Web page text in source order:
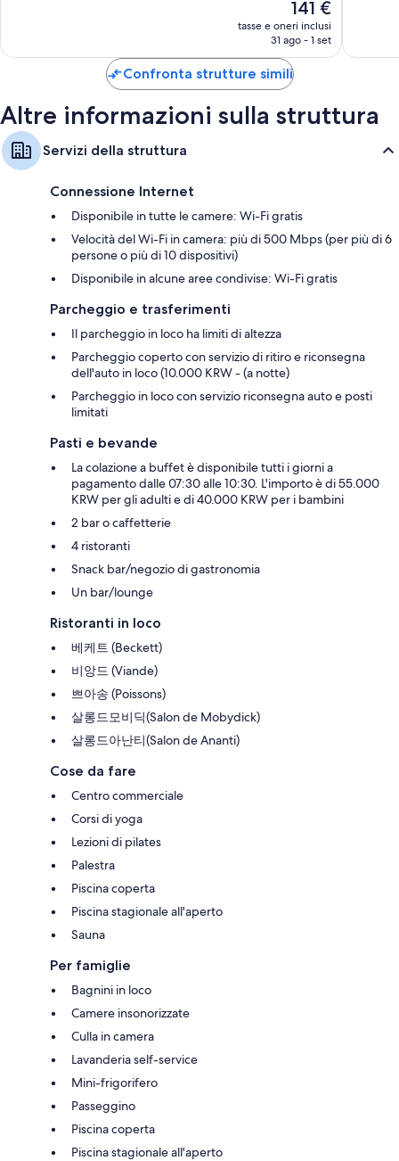
Copriletti in piuma e culle/letti per bambini (gratuiti)
Vasche e docce separate, bidet e asciugacapelli
Guardaroba o armadi, pavimenti riscaldati e salotti separati
Il
prezzo
attuale
141 €
141 €
tasse e oneri inclusi
31 ago - 1 set
Confronta strutture simili
Altre informazioni sulla struttura
Servizi della struttura
Connessione Internet
Disponibile in tutte le camere: Wi-Fi gratis
Velocità del Wi-Fi in camera: più di 500 Mbps (per più di 6
persone o più di 10 dispositivi)
Disponibile in alcune aree condivise: Wi-Fi gratis
Parcheggio e trasferimenti
Il parcheggio in loco ha limiti di altezza
Parcheggio coperto con servizio di ritiro e riconsegna
dell'auto in loco (10.000 KRW - (a notte)
Parcheggio in loco con servizio riconsegna auto e posti
limitati
Pasti e bevande
La colazione a buffet è disponibile tutti i giorni a
pagamento dalle 07:30 alle 10:30. L'importo è di 55.000
KRW per gli adulti e di 40.000 KRW per i bambini
2 bar o caffetterie
4 ristoranti
Snack bar/negozio di gastronomia
Un bar/lounge
Ristoranti in loco
베케트 (Beckett)
비앙드 (Viande)
쁘아송 (Poissons)
살롱드모비딕(Salon de Mobydick)
살롱드아난티(Salon de Ananti)
Cose da fare
Centro commerciale
Corsi di yoga
Lezioni di pilates
Palestra
Piscina coperta
Piscina stagionale all'aperto
Sauna
Per famiglie
Bagnini in loco
Camere insonorizzate
Culla in camera
Lavanderia self-service
Mini-frigorifero
Passeggino
Piscina coperta
Piscina stagionale all'aperto